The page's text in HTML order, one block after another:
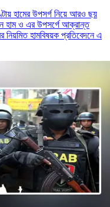
হামের উপসর্গ নিয়ে আরও ছয়
হাম ও এর উপসর্গে আক্রান্ত
হামবিষয়ক প্রতিবেদনে এ